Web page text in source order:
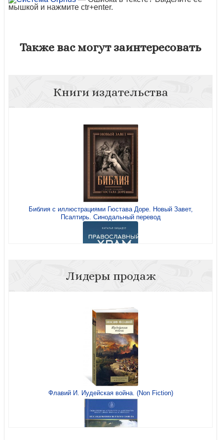
мышкой и нажмите ctr+enter.
Также вас могут заинтересовать
Книги издательства
Библия с иллюстрациями Гюстава Доре. Новый Завет,
Псалтирь. Синодальный перевод
Православный храм: история, символика, стилистика
(Понять искусство)
Развивающая игра для детей «Небесный мир. Ангел в
рамке» (Свято-Елизаветинский м-рь) 4 элемента
Лидеры продаж
Флавий И. Иудейская война. (Non Fiction)